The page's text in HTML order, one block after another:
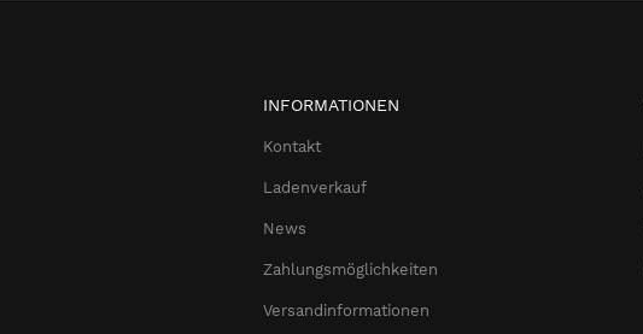
INFORMATIONEN
Kontakt
Ladenverkauf
News
Zahlungsmöglichkeiten
Versandinformationen